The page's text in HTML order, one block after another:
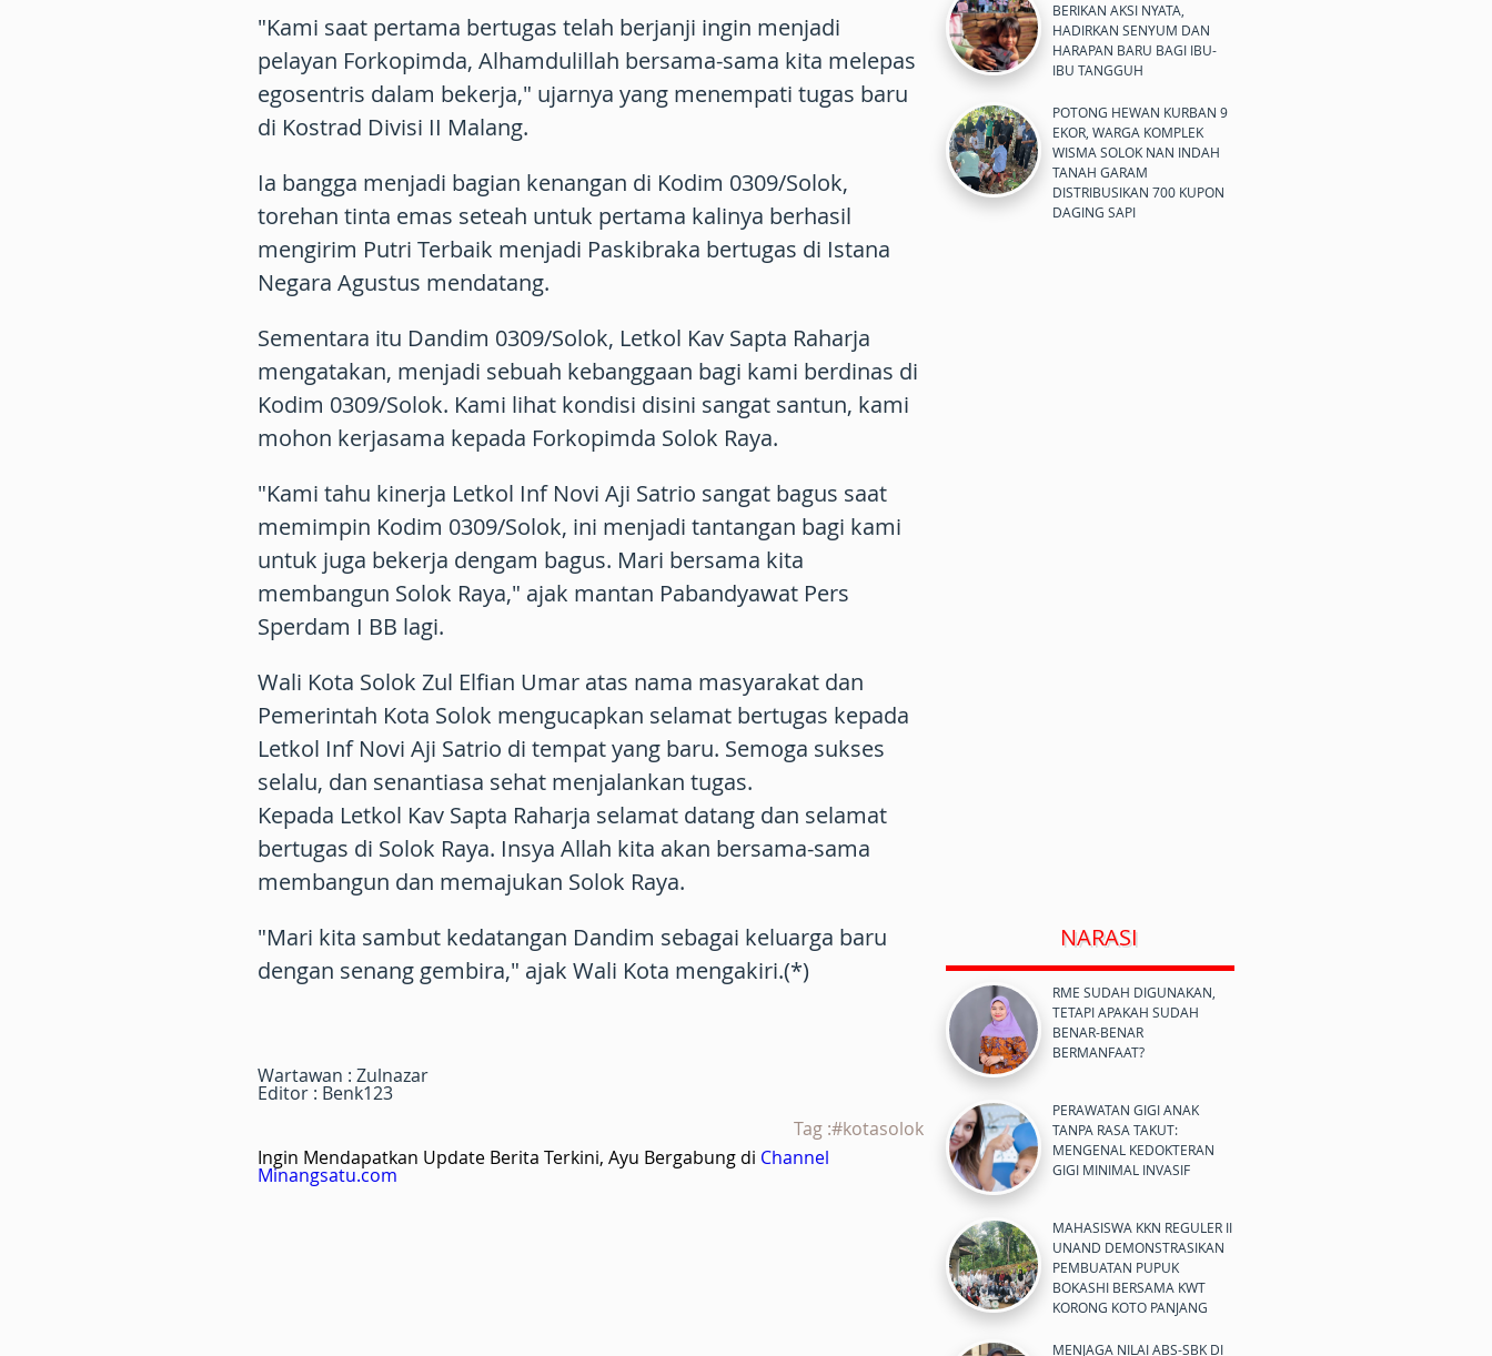
"Kami saat pertama bertugas telah berjanji ingin menjadi
pelayan Forkopimda, Alhamdulillah bersama-sama kita melepas
egosentris dalam bekerja," ujarnya yang menempati tugas baru
di Kostrad Divisi II Malang.
Ia bangga menjadi bagian kenangan di Kodim 0309/Solok,
torehan tinta emas seteah untuk pertama kalinya berhasil
mengirim Putri Terbaik menjadi Paskibraka bertugas di Istana
Negara Agustus mendatang.
Sementara itu Dandim 0309/Solok, Letkol Kav Sapta Raharja
mengatakan, menjadi sebuah kebanggaan bagi kami berdinas di
Kodim 0309/Solok. Kami lihat kondisi disini sangat santun, kami
mohon kerjasama kepada Forkopimda Solok Raya.
"Kami tahu kinerja Letkol Inf Novi Aji Satrio sangat bagus saat
memimpin Kodim 0309/Solok, ini menjadi tantangan bagi kami
untuk juga bekerja dengam bagus. Mari bersama kita
membangun Solok Raya," ajak mantan Pabandyawat Pers
Sperdam I BB lagi.
Wali Kota Solok Zul Elfian Umar atas nama masyarakat dan
Pemerintah Kota Solok mengucapkan selamat bertugas kepada
Letkol Inf Novi Aji Satrio di tempat yang baru. Semoga sukses
selalu, dan senantiasa sehat menjalankan tugas.
Kepada Letkol Kav Sapta Raharja selamat datang dan selamat
bertugas di Solok Raya. Insya Allah kita akan bersama-sama
membangun dan memajukan Solok Raya.
"Mari kita sambut kedatangan Dandim sebagai keluarga baru
dengan senang gembira," ajak Wali Kota mengakiri.(*)
Wartawan : Zulnazar
Editor : Benk123
Tag :#kotasolok
Ingin Mendapatkan Update Berita Terkini, Ayu Bergabung di Channel
Minangsatu.com
BERIKAN AKSI NYATA,
HADIRKAN SENYUM DAN
HARAPAN BARU BAGI IBU-
IBU TANGGUH
POTONG HEWAN KURBAN 9
EKOR, WARGA KOMPLEK
WISMA SOLOK NAN INDAH
TANAH GARAM
DISTRIBUSIKAN 700 KUPON
DAGING SAPI
NARASI
RME SUDAH DIGUNAKAN,
TETAPI APAKAH SUDAH
BENAR-BENAR
BERMANFAAT?
PERAWATAN GIGI ANAK
TANPA RASA TAKUT:
MENGENAL KEDOKTERAN
GIGI MINIMAL INVASIF
MAHASISWA KKN REGULER II
UNAND DEMONSTRASIKAN
PEMBUATAN PUPUK
BOKASHI BERSAMA KWT
KORONG KOTO PANJANG
MENJAGA NILAI ABS-SBK DI